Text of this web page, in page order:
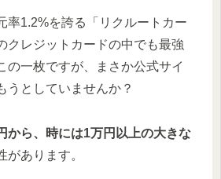
率1.2%を誇る「リクルートカー
クレジットカードの中でも最強
の一枚ですが、まさか公式サイ
うとしていませんか？
から、時には1万円以上の大きな
があります。